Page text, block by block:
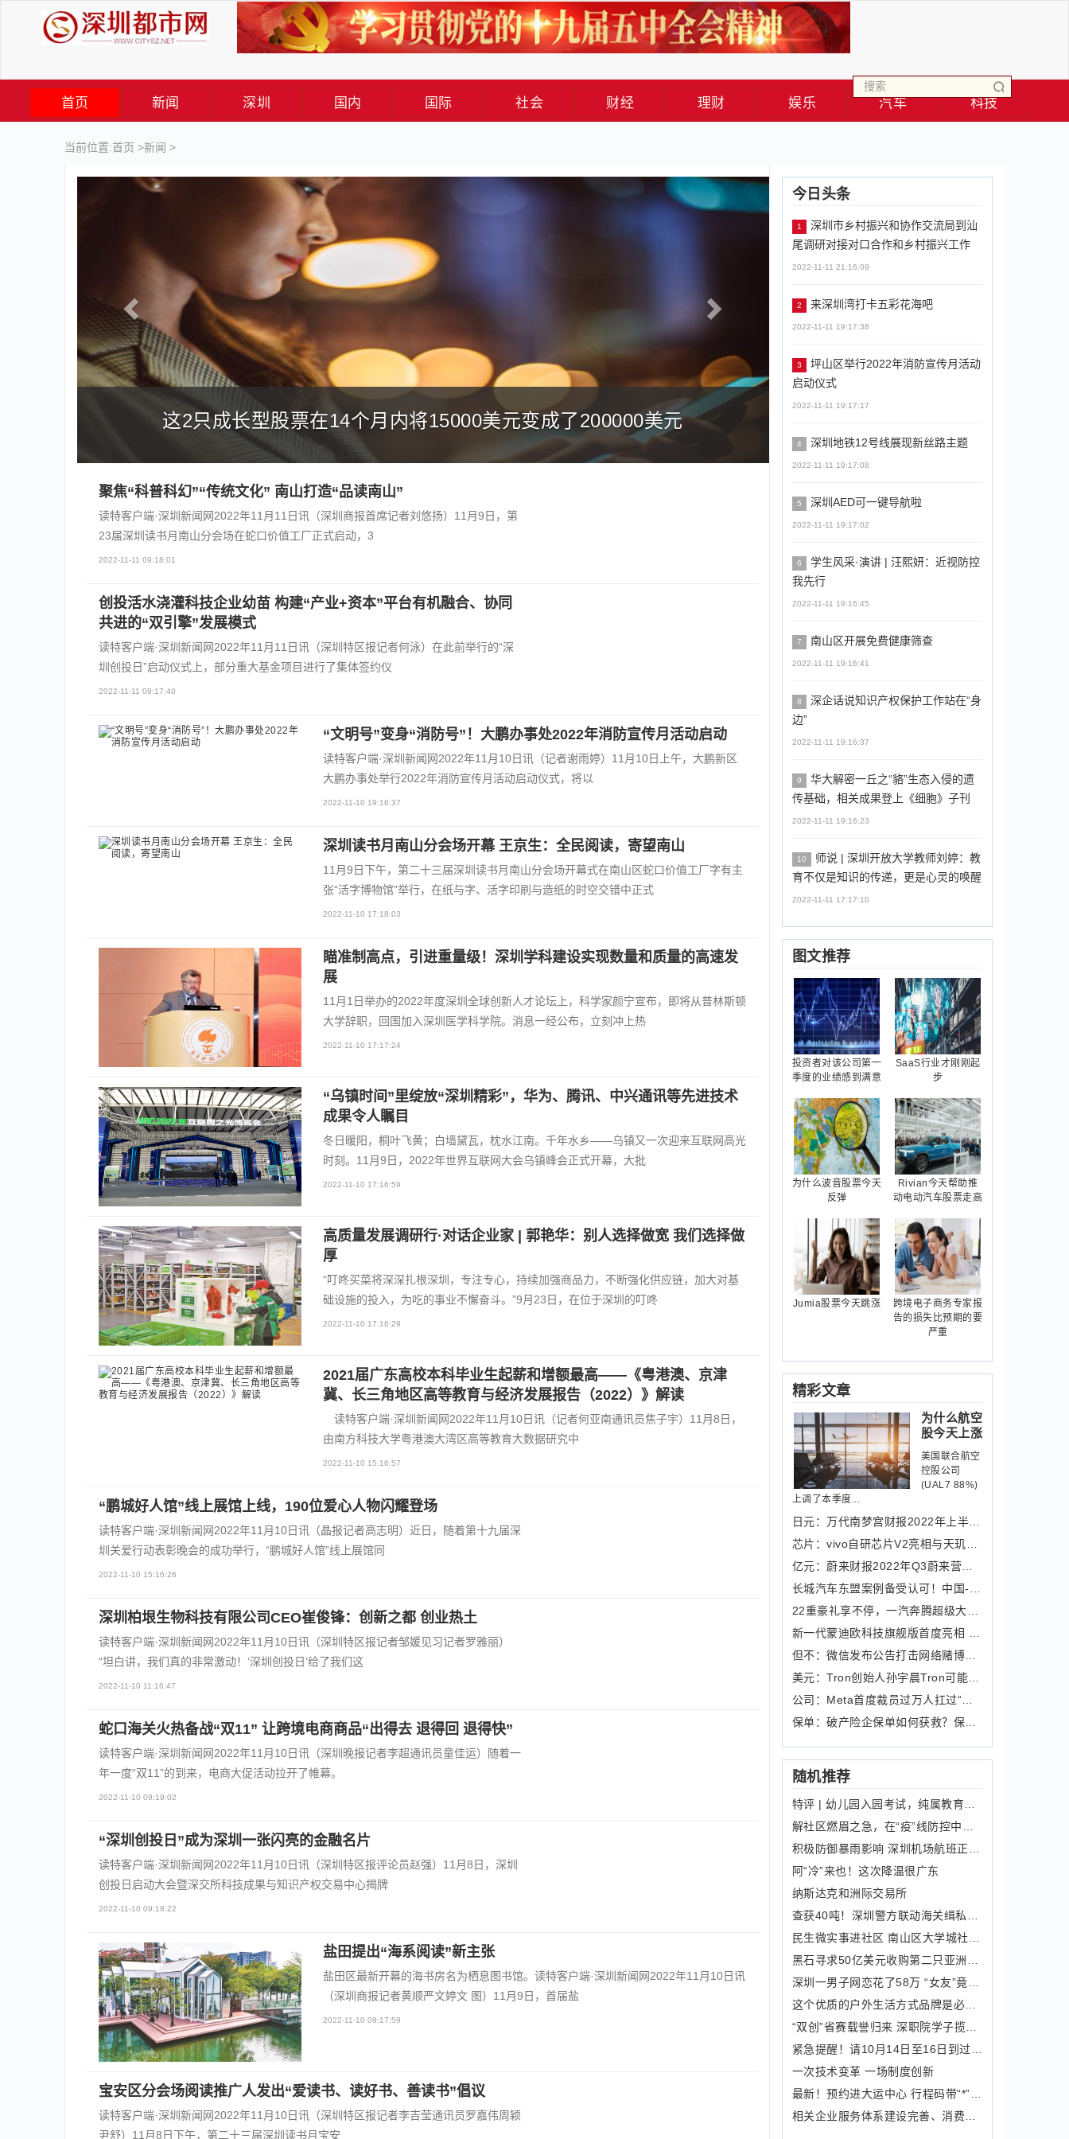
首页 新闻 深圳 国内 国际 社会 财经 理财 娱乐 汽车 科技
当前位置:首页 >新闻 >
节前防疫不松懈！大鹏新区卫生监督所开展集中隔离场所节前检查
Previous Next
聚焦“科普科幻”“传统文化” 南山打造“品读南山”
读特客户端·深圳新闻网2022年11月11日讯（深圳商报首席记者刘悠扬）11月9日，第
23届深圳读书月南山分会场在蛇口价值工厂正式启动，3
2022-11-11 09:18:01
创投活水浇灌科技企业幼苗 构建“产业+资本”平台有机融合、协同
共进的“双引擎”发展模式
读特客户端·深圳新闻网2022年11月11日讯（深圳特区报记者何泳）在此前举行的“深
圳创投日”启动仪式上，部分重大基金项目进行了集体签约仪
2022-11-11 09:17:40
“文明号”变身“消防号”！大鹏办事处2022年消防宣传月活动启动
读特客户端·深圳新闻网2022年11月10日讯（记者谢雨婷）11月10日上午，大鹏新区
大鹏办事处举行2022年消防宣传月活动启动仪式，将以
2022-11-10 19:16:37
深圳读书月南山分会场开幕 王京生：全民阅读，寄望南山
11月9日下午，第二十三届深圳读书月南山分会场开幕式在南山区蛇口价值工厂字有主
张“活字博物馆”举行，在纸与字、活字印刷与造纸的时空交错中正式
2022-11-10 17:18:03
瞄准制高点，引进重量级！深圳学科建设实现数量和质量的高速发
展
11月1日举办的2022年度深圳全球创新人才论坛上，科学家颜宁宣布，即将从普林斯顿
大学辞职，回国加入深圳医学科学院。消息一经公布，立刻冲上热
2022-11-10 17:17:24
“乌镇时间”里绽放“深圳精彩”，华为、腾讯、中兴通讯等先进技术
成果令人瞩目
冬日暖阳，桐叶飞黄；白墙黛瓦，枕水江南。千年水乡——乌镇又一次迎来互联网高光
时刻。11月9日，2022年世界互联网大会乌镇峰会正式开幕，大批
2022-11-10 17:16:59
高质量发展调研行·对话企业家 | 郭艳华：别人选择做宽 我们选择做
厚
“叮咚买菜将深深扎根深圳，专注专心，持续加强商品力，不断强化供应链，加大对基
础设施的投入，为吃的事业不懈奋斗。”9月23日，在位于深圳的叮咚
2022-11-10 17:16:29
2021届广东高校本科毕业生起薪和增额最高——《粤港澳、京津
冀、长三角地区高等教育与经济发展报告（2022）》解读
读特客户端·深圳新闻网2022年11月10日讯（记者何亚南通讯员焦子宇）11月8日，
由南方科技大学粤港澳大湾区高等教育大数据研究中
2022-11-10 15:16:57
“鹏城好人馆”线上展馆上线，190位爱心人物闪耀登场
读特客户端·深圳新闻网2022年11月10日讯（晶报记者高志明）近日，随着第十九届深
圳关爱行动表彰晚会的成功举行，“鹏城好人馆”线上展馆同
2022-11-10 15:16:26
深圳柏垠生物科技有限公司CEO崔俊锋：创新之都 创业热土
读特客户端·深圳新闻网2022年11月10日讯（深圳特区报记者邹媛见习记者罗雅丽）
“坦白讲，我们真的非常激动！‘深圳创投日’给了我们这
2022-11-10 11:16:47
蛇口海关火热备战“双11” 让跨境电商商品“出得去 退得回 退得快”
读特客户端·深圳新闻网2022年11月10日讯（深圳晚报记者李超通讯员童佳运）随着一
年一度“双11”的到来，电商大促活动拉开了帷幕。
2022-11-10 09:19:02
“深圳创投日”成为深圳一张闪亮的金融名片
读特客户端·深圳新闻网2022年11月10日讯（深圳特区报评论员赵强）11月8日，深圳
创投日启动大会暨深交所科技成果与知识产权交易中心揭牌
2022-11-10 09:18:22
盐田提出“海系阅读”新主张
盐田区最新开幕的海书房名为栖息图书馆。读特客户端·深圳新闻网2022年11月10日讯
（深圳商报记者黄顺严文婷文 图）11月9日，首届盐
2022-11-10 09:17:59
宝安区分会场阅读推广人发出“爱读书、读好书、善读书”倡议
读特客户端·深圳新闻网2022年11月10日讯（深圳特区报记者李吉莹通讯员罗嘉伟周颖
尹舒）11月8日下午，第二十三届深圳读书月宝安
今日头条
1
深圳市乡村振兴和协作交流局到汕
尾调研对接对口合作和乡村振兴工作
2022-11-11 21:16:09
2 来深圳湾打卡五彩花海吧
2022-11-11 19:17:38
3
坪山区举行2022年消防宣传月活动
启动仪式
2022-11-11 19:17:17
4 深圳地铁12号线展现新丝路主题
2022-11-11 19:17:08
5 深圳AED可一键导航啦
2022-11-11 19:17:02
6
学生风采·演讲 | 汪熙妍：近视防控
我先行
2022-11-11 19:16:45
7 南山区开展免费健康筛查
2022-11-11 19:16:41
8
深企话说知识产权保护工作站在“身
边”
2022-11-11 19:16:37
9
华大解密一丘之“貉”生态入侵的遗
传基础，相关成果登上《细胞》子刊
2022-11-11 19:16:23
10
师说 | 深圳开放大学教师刘婷：教
育不仅是知识的传递，更是心灵的唤醒
2022-11-11 17:17:10
图文推荐
投资者对该公司第一
季度的业绩感到满意
SaaS行业才刚刚起
步
为什么波音股票今天
反弹
Rivian今天帮助推
动电动汽车股票走高
Jumia股票今天跳涨
跨境电子商务专家报
告的损失比预期的要
严重
精彩文章
为什么航空
股今天上涨
美国联合航空
控股公司
(UAL7 88%)
上调了本季度...
随机推荐
阿“冷”来也！这次降温很广东
纳斯达克和洲际交易所
一次技术变革 一场制度创新